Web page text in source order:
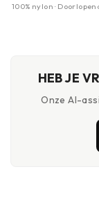
100% nylon ·
HEB JE
Onze AI-